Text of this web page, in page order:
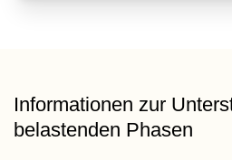
Informationen zur
belastenden Phasen